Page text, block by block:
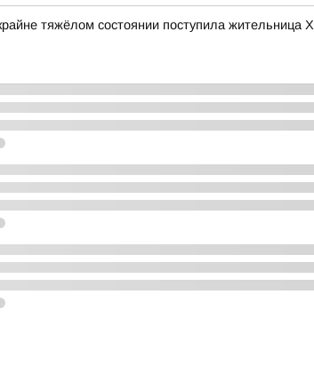
тяжёлом состоянии поступила